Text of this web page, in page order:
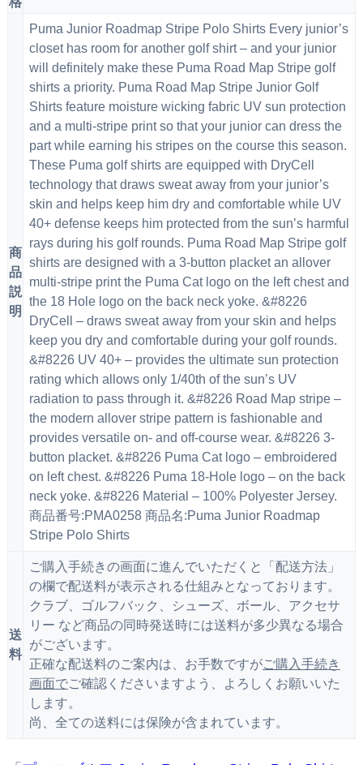
商
品
説
明
Puma Junior Roadmap Stripe Polo Shirts Every junior’s
closet has room for another golf shirt – and your junior
will definitely make these Puma Road Map Stripe golf
shirts a priority. Puma Road Map Stripe Junior Golf
Shirts feature moisture wicking fabric UV sun protection
and a multi-stripe print so that your junior can dress the
part while earning his stripes on the course this season.
These Puma golf shirts are equipped with DryCell
technology that draws sweat away from your junior’s
skin and helps keep him dry and comfortable while UV
40+ defense keeps him protected from the sun’s harmful
rays during his golf rounds. Puma Road Map Stripe golf
shirts are designed with a 3-button placket an allover
multi-stripe print the Puma Cat logo on the left chest and
the 18 Hole logo on the back neck yoke. &#8226
DryCell – draws sweat away from your skin and helps
keep you dry and comfortable during your golf rounds.
&#8226 UV 40+ – provides the ultimate sun protection
rating which allows only 1/40th of the sun’s UV
radiation to pass through it. &#8226 Road Map stripe –
the modern allover stripe pattern is fashionable and
provides versatile on- and off-course wear. &#8226 3-
button placket. &#8226 Puma Cat logo – embroidered
on left chest. &#8226 Puma 18-Hole logo – on the back
neck yoke. &#8226 Material – 100% Polyester Jersey.
商品番号:PMA0258 商品名:Puma Junior Roadmap
Stripe Polo Shirts
送
料
ご購入手続きの画面に進んでいただくと「配送方法」
の欄で配送料が表示される仕組みとなっております。
クラブ、ゴルフバック、シューズ、ボール、アクセサ
リー など商品の同時発送時には送料が多少異なる場合
がございます。
正確な配送料のご案内は、お手数ですがご購入手続き
画面でご確認くださいますよう、よろしくお願いいた
します。
尚、全ての送料には保険が含まれています。